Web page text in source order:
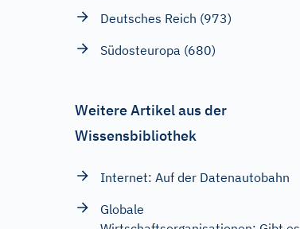
Deutsches Reich (973)
Südosteuropa (680)
Weitere Artikel aus der
Wissensbibliothek
Internet: Auf der Datenautobahn
Globale